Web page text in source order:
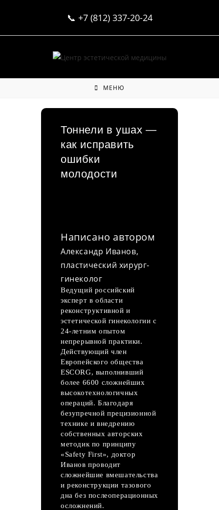
📞 +7 (812) 337-20-24
МЕНЮ
Тоннели в ушах —
как исправить
ошибки
молодости
Написано автором
Александр Иванов,
пластический хирург-
гинеколог
Ведущий российский
эксперт в области
реконструктивной и
эстетической гинекологии с
24-летним опытом
непрерывной практики.
Действующий член
Европейского общества
ESCORG, выполнивший
более 6600 сложнейших
высокотехнологичных
операций. Благодаря
безупречной прецизионной
технике и внедрению
собственных авторских
методик по принципу
«Safety First», доктор
Иванов проводит
сложнейшие вмешательства
и реконструкции тазового
дна без послеоперационных
осложнений.